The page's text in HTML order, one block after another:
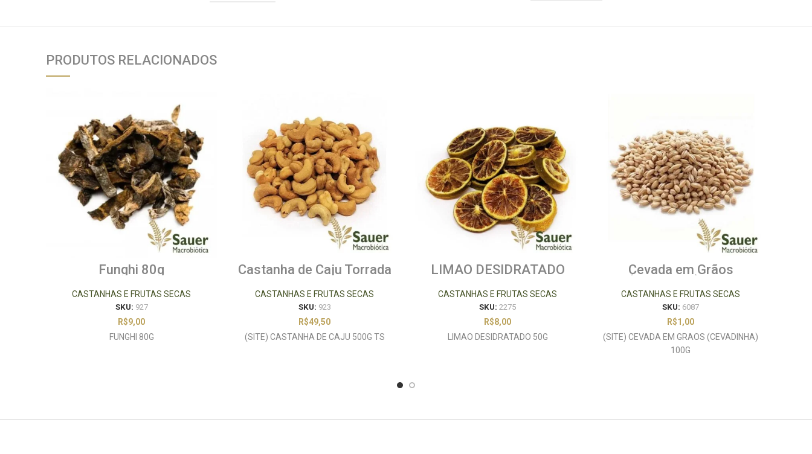
PRODUTOS RELACIONADOS
Funghi 80g
CASTANHAS E FRUTAS SECAS
SKU: 927
R$9,00
FUNGHI 80G
Castanha de Caju Torrada
Salgada 500g
CASTANHAS E FRUTAS SECAS
SKU: 923
R$49,50
(SITE) CASTANHA DE CAJU 500G TS
LIMAO DESIDRATADO
CASTANHAS E FRUTAS SECAS
SKU: 2275
R$8,00
LIMAO DESIDRATADO 50G
Cevada em Grãos
(Cevadinha) 100g
CASTANHAS E FRUTAS SECAS
SKU: 6087
R$1,00
(SITE) CEVADA EM GRAOS (CEVADINHA)
100G